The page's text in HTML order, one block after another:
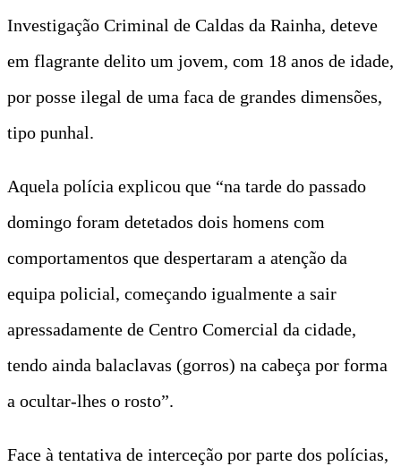
Investigação Criminal de Caldas da Rainha, deteve
em flagrante delito um jovem, com 18 anos de idade,
por posse ilegal de uma faca de grandes dimensões,
tipo punhal.
Aquela polícia explicou que “na tarde do passado
domingo foram detetados dois homens com
comportamentos que despertaram a atenção da
equipa policial, começando igualmente a sair
apressadamente de Centro Comercial da cidade,
tendo ainda balaclavas (gorros) na cabeça por forma
a ocultar-lhes o rosto”.
Face à tentativa de interceção por parte dos polícias,